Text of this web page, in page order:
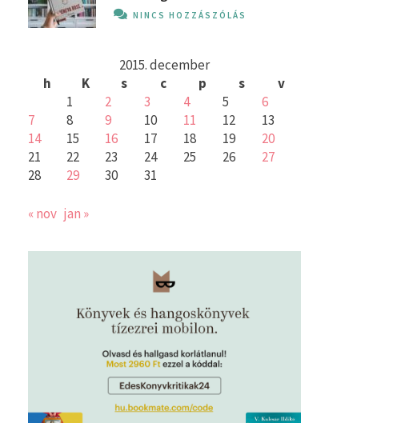
NINCS HOZZÁSZÓLÁS
2015. december
h
K s c p s
v
1
2 3 4 5
6
7
8 9 10 11 12
13
14
15 16 17 18 19
20
21
22 23 24 25 26
27
28
29 30 31
« nov jan »